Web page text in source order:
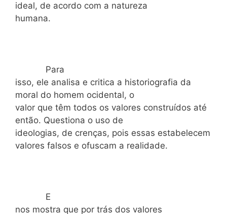
ideal, de acordo com a natureza
humana.
Para
isso, ele analisa e critica a historiografia da
moral do homem ocidental, o
valor que têm todos os valores construídos até
então. Questiona o uso de
ideologias, de crenças, pois essas estabelecem
valores falsos e ofuscam a realidade.
E
nos mostra que por trás dos valores